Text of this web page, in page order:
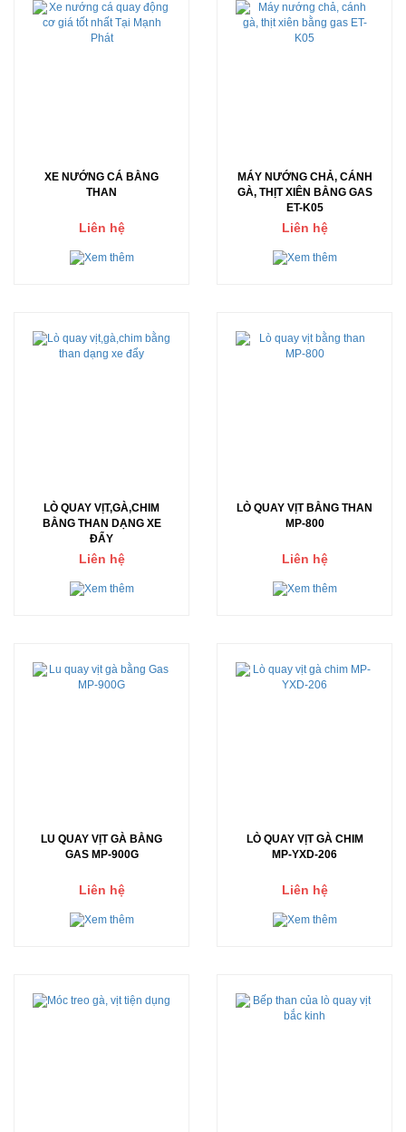
XE NƯỚNG CÁ BẰNG
THAN
Liên hệ
MÁY NƯỚNG CHẢ, CÁNH
GÀ, THỊT XIÊN BẰNG GAS
ET-K05
Liên hệ
LÒ QUAY VỊT,GÀ,CHIM
BẰNG THAN DẠNG XE
ĐẨY
Liên hệ
LÒ QUAY VỊT BẰNG THAN
MP-800
Liên hệ
LU QUAY VỊT GÀ BẰNG
GAS MP-900G
Liên hệ
LÒ QUAY VỊT GÀ CHIM
MP-YXD-206
Liên hệ